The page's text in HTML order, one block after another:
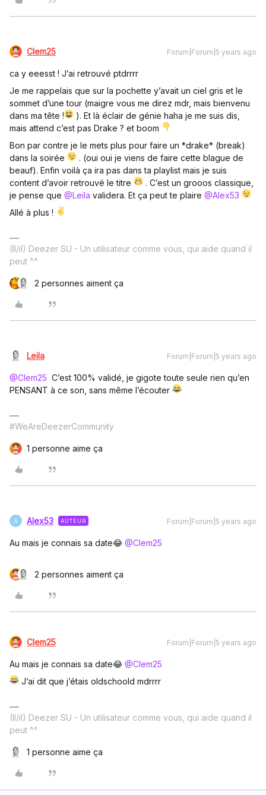
Clem25 Forum|Forum|5 years ago
ca y eeesst ! J’ai retrouvé ptdrrrr
Je me rappelais que sur la pochette y’avait un ciel gris et le
sommet d’une tour (maigre vous me direz mdr, mais bienvenu
dans ma tête !
). Et là éclair de génie haha je me suis dis,
mais attend c’est pas Drake ? et boom
Bon par contre je le mets plus pour faire un *drake* (break)
dans la soirée
. (oui oui je viens de faire cette blague de
beauf). Enfin voilà ça ira pas dans ta playlist mais je suis
content d’avoir retrouvé le titre
. C’est un grooos classique,
je pense que @Leila validera. Et ça peut te plaire @Alex53
Allé à plus !
(Il/il) Deezer SU - Un utilisateur comme vous, qui aide quand il
peut ^^
2 personnes aiment ça
Leila Forum|Forum|5 years ago
@Clem25 C’est 100% validé, je gigote toute seule rien qu’en
PENSANT à ce son, sans même l’écouter
#WeAreDeezerCommunity
1 personne aime ça
A Alex53 AUTEUR Forum|Forum|5 years ago
Au mais je connais sa date😂 @Clem25
2 personnes aiment ça
Clem25 Forum|Forum|5 years ago
Au mais je connais sa date😂 @Clem25
J’ai dit que j’étais oldschoold mdrrrr
(Il/il) Deezer SU - Un utilisateur comme vous, qui aide quand il
peut ^^
1 personne aime ça